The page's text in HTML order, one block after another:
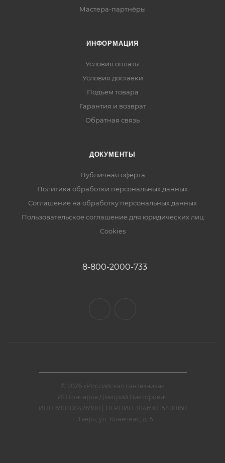
Мастера-партнёры
ИНФОРМАЦИЯ
Условия оплаты
Условия доставки
Подъем товара
Гарантия и возврат
Обратная связь
ДОКУМЕНТЫ
Публичная оферта
Политика обработки персональных данных
Соглашение на обработку персональных данных
Пользовательское соглашение для юридических лиц
Cookies
8-800-2000-733
© 2026 «Российская сантехника»
ИП Гончаров Дмитрий Викторович
ИНН 690300426900 | ОГРНИП 304690115400160
г. Тверь, ул. Конечная, д. 5